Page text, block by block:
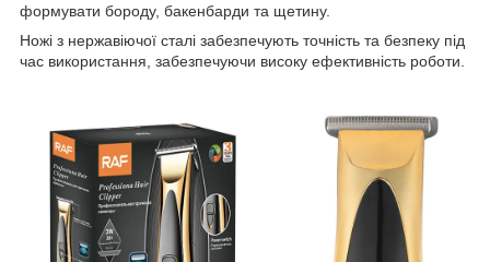
формувати бороду, бакенбарди та щетину.
Ножі з нержавіючої сталі забезпечують точність та безпеку під
час використання, забезпечуючи високу ефективність роботи.